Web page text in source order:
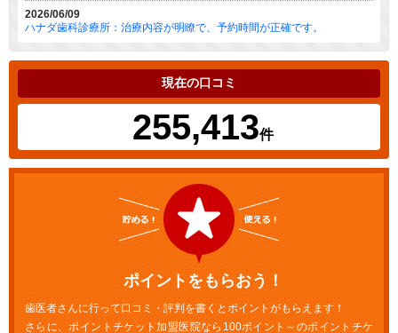
2026/06/09
ハナダ歯科診療所：治療内容が明瞭で、予約時間が正確です。
現在の口コミ
255,413件
ポイントをもらおう！
歯医者さんに行って口コミ・評判を書くとポイントがもらえます！
さらに、ポイントチケット加盟医院なら100ポイント～のポイントチケ